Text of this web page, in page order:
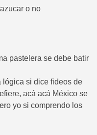
o no
pastelera se debe batir
lógica si dice fideos de
acá acá México se
yo si comprendo los